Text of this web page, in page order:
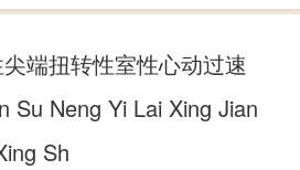
端扭转性室性心动过速
Su Neng Yi Lai Xing Jian
Sh